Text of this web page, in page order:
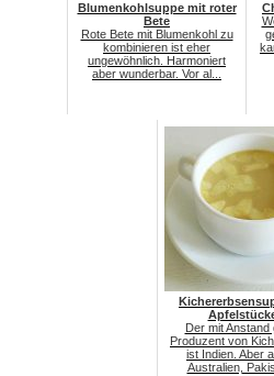
Blumenkohlsuppe mit roter
Bete
Rote Bete mit Blumenkohl zu
kombinieren ist eher
ungewöhnlich. Harmoniert
aber wunderbar. Vor al...
Der mit Anstand
Produzent von
ist Indien. Aber
Australien,